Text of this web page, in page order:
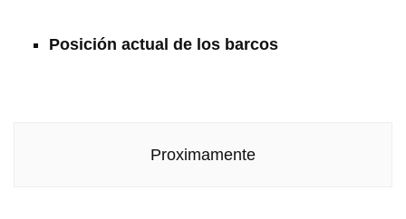
Posición actual de los barcos
Proximamente